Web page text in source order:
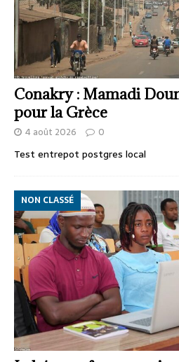
Conakry : Mamadi
pour la Grèce
4 août 2026 0
Test entrepot postgres local
NON CLASSÉ